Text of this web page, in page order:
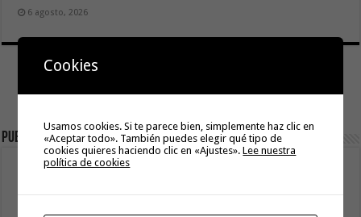
6 agosto, 2026
Publicidad
Cookies
Usamos cookies. Si te parece bien, simplemente haz clic en
«Aceptar todo». También puedes elegir qué tipo de
cookies quieres haciendo clic en «Ajustes».Lee nuestra
política de cookies